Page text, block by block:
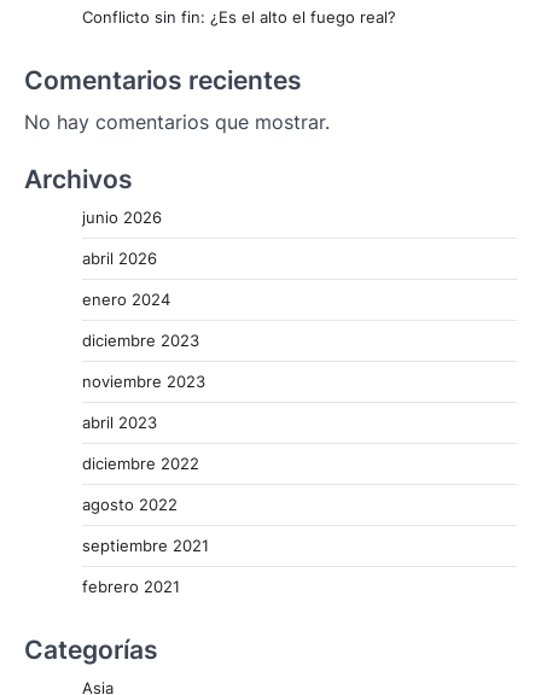
Conflicto sin fin: ¿Es el alto el fuego real?
Comentarios recientes
No hay comentarios que mostrar.
Archivos
junio 2026
abril 2026
enero 2024
diciembre 2023
noviembre 2023
abril 2023
diciembre 2022
agosto 2022
septiembre 2021
febrero 2021
Categorías
Asia